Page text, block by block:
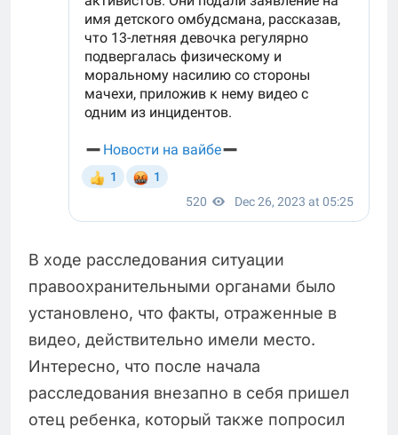
В ходе расследования ситуации
правоохранительными органами было
установлено, что факты, отраженные в
видео, действительно имели место.
Интересно, что после начала
расследования внезапно в себя пришел
отец ребенка, который также попросил